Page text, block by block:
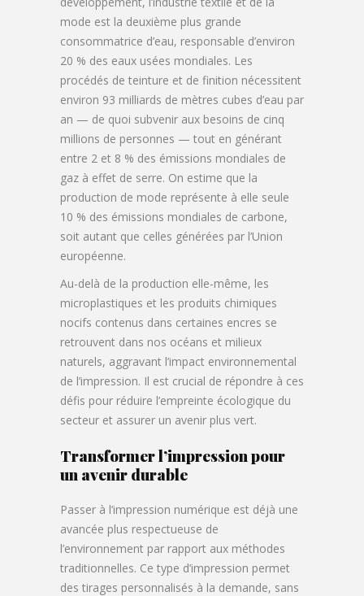
mode est la deuxième plus grande
consommatrice d’eau, responsable d’environ
20 % des eaux usées mondiales. Les
procédés de teinture et de finition nécessitent
environ 93 milliards de mètres cubes d’eau par
an — de quoi subvenir aux besoins de cinq
millions de personnes — tout en générant
entre 2 et 8 % des émissions mondiales de
gaz à effet de serre. On estime que la
production de mode représente à elle seule
10 % des émissions mondiales de carbone,
soit autant que celles générées par l’Union
européenne.
Au-delà de la production elle-même, les
microplastiques et les produits chimiques
nocifs contenus dans certaines encres se
retrouvent dans nos océans et milieux
naturels, aggravant l’impact environnemental
de l’impression. Il est crucial de répondre à ces
défis pour réduire l’empreinte écologique du
secteur et assurer un avenir plus vert.
Transformer l’impression pour
un avenir durable
Passer à l’impression numérique est déjà une
avancée plus respectueuse de
l’environnement par rapport aux méthodes
traditionnelles. Ce type d’impression permet
des tirages personnalisés à la demande, sans